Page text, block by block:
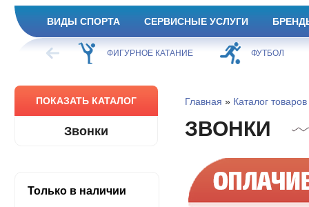
ВИДЫ СПОРТА СЕРВИСНЫЕ УСЛУГИ
ХОККЕЙ ФИГУРНОЕ КАТАНИЕ ФУТБОЛ
ПОКАЗАТЬ КАТАЛОГ
Звонки
Только в наличии
Главная » Каталог товаров
ЗВОНКИ